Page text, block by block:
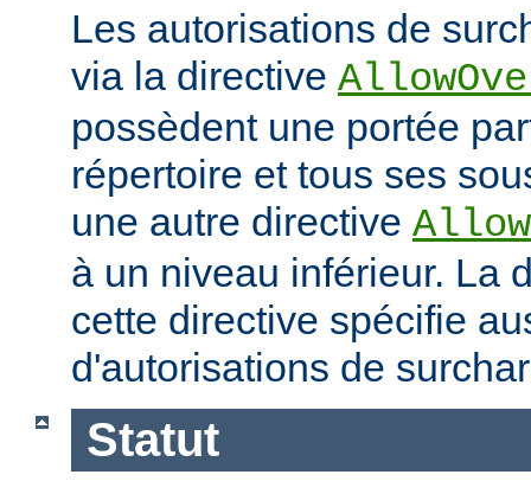
Les autorisations de
via la directive
possèdent une portée
répertoire et tous ses
une autre directive
à un niveau inférieur. La
cette directive spécifie
d'autorisations de
Statut